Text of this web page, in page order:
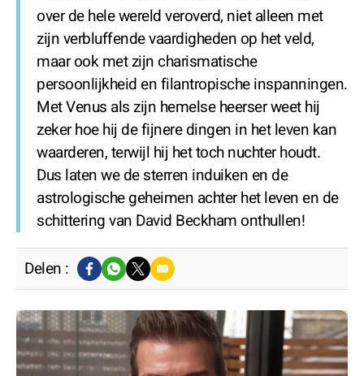
over de hele wereld veroverd, niet alleen met
zijn verbluffende vaardigheden op het veld,
maar ook met zijn charismatische
persoonlijkheid en filantropische inspanningen.
Met Venus als zijn hemelse heerser weet hij
zeker hoe hij de fijnere dingen in het leven kan
waarderen, terwijl hij het toch nuchter houdt.
Dus laten we de sterren induiken en de
astrologische geheimen achter het leven en de
schittering van David Beckham onthullen!
Delen :